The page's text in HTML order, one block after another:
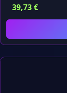
39,73€